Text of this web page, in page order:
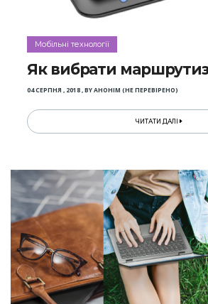
Мобільні технології
Як вибрати
04 СЕРПНЯ , 2018,BYАНОНІМ (НЕ ПЕРЕВІРЕНО)
ЧИТАТИ ДАЛІ